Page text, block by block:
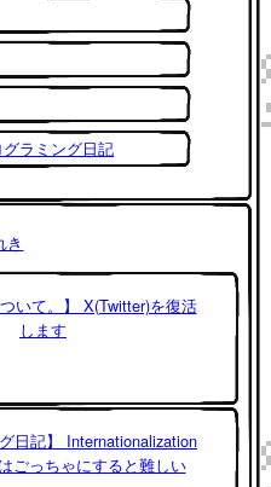
ラミング日記
き
いて。】 X(Twitter)を復活
します
日記】 Internationalization
ごっちゃにすると難しい